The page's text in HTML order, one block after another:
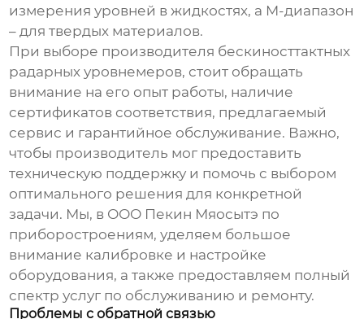
измерения уровней в жидкостях, а M-диапазон
– для твердых материалов.
При выборе производителя бескиносттактных
радарных уровнемеров, стоит обращать
внимание на его опыт работы, наличие
сертификатов соответствия, предлагаемый
сервис и гарантийное обслуживание. Важно,
чтобы производитель мог предоставить
техническую поддержку и помочь с выбором
оптимального решения для конкретной
задачи. Мы, в ООО Пекин Мяосытэ по
приборостроениям, уделяем большое
внимание калибровке и настройке
оборудования, а также предоставляем полный
спектр услуг по обслуживанию и ремонту.
Проблемы с обратной связью